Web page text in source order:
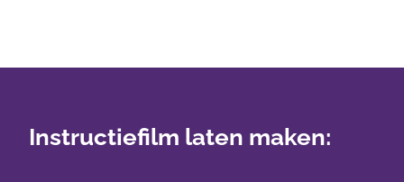
Instructiefilm laten maken: